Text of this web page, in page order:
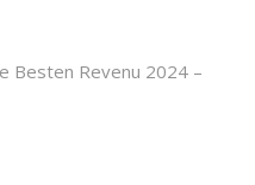
Besten Revenu 2024 –